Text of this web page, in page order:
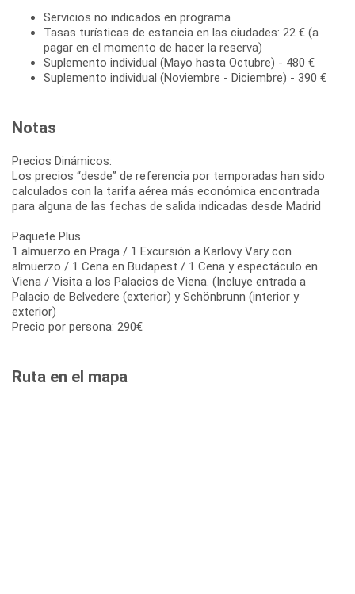
Servicios no indicados en programa
Tasas turísticas de estancia en las ciudades: 22 € (a
pagar en el momento de hacer la reserva)
Suplemento individual (Mayo hasta Octubre) - 480 €
Suplemento individual (Noviembre - Diciembre) - 390 €
Notas
Precios Dinámicos:
Los precios “desde” de referencia por temporadas han sido
calculados con la tarifa aérea más económica encontrada
para alguna de las fechas de salida indicadas desde Madrid
Paquete Plus
1 almuerzo en Praga / 1 Excursión a Karlovy Vary con
almuerzo / 1 Cena en Budapest / 1 Cena y espectáculo en
Viena / Visita a los Palacios de Viena. (Incluye entrada a
Palacio de Belvedere (exterior) y Schönbrunn (interior y
exterior)
Precio por persona: 290€
Ruta en el mapa